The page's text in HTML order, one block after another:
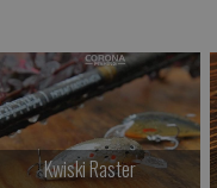
Kwiski Raster